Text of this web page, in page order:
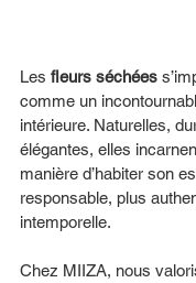
Les fleurs séchées
comme un
intérieure. Naturelles,
élégantes, elles
manière d’habiter son
responsable, plus
intemporelle.
Chez MIIZA, nous